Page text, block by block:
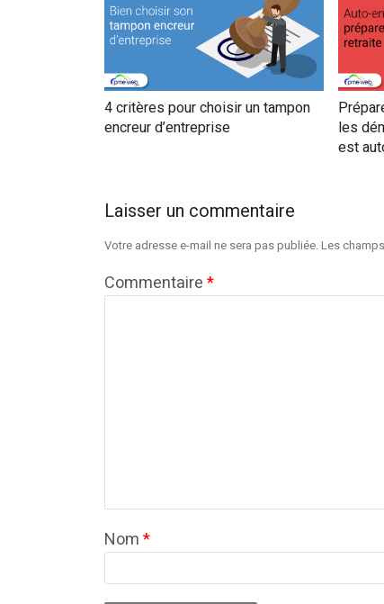
4 critères pour choisir un tampon
encreur d’entreprise
les
est
Laisser un commentaire
Votre adresse e-mail ne sera pas publiée.Les
Commentaire*
Nom*